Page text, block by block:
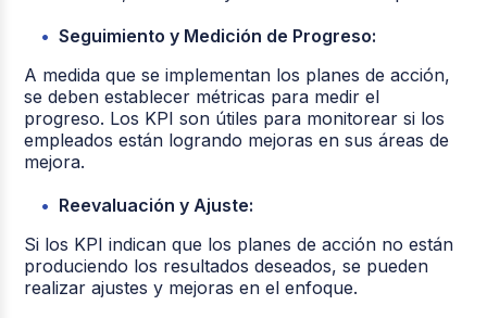
Seguimiento y Medición de Progreso:
A medida que se implementan los planes de acción,
se deben establecer métricas para medir el
progreso. Los KPI son útiles para monitorear si los
empleados están logrando mejoras en sus áreas de
mejora.
Reevaluación y Ajuste:
Si los KPI indican que los planes de acción no están
produciendo los resultados deseados, se pueden
realizar ajustes y mejoras en el enfoque.